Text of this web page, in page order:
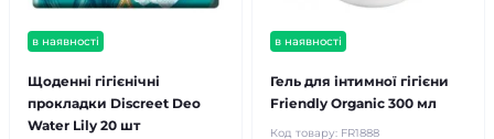
в наявності
Щоденні гігієнічні
прокладки Discreet Deo
Water Lily 20 шт
в наявності
Гель для інтимної гігієни
Friendly Organic 300 мл
Код товару: FR1888